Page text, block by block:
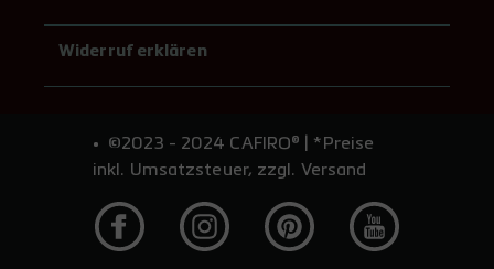
Widerruf erklären
©2023 - 2024 CAFIRO® | *Preise
inkl. Umsatzsteuer, zzgl. Versand